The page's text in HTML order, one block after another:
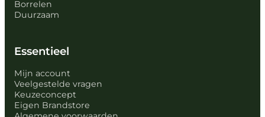
Borrelen
Duurzaam
Essentieel
Mijn account
Veelgestelde vragen
Keuzeconcept
Eigen Brandstore